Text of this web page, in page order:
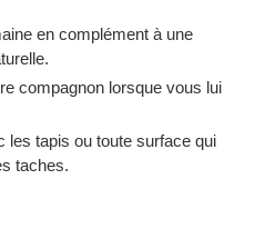
en complément à une
compagnon lorsque vous lui
les tapis ou toute surface qui
taches.